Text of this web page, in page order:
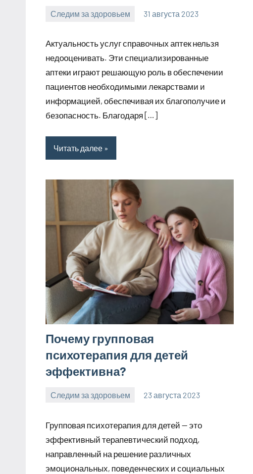
Следим за здоровьем 31 августа 2023
Актуальность услуг справочных аптек нельзя
недооценивать. Эти специализированные
аптеки играют решающую роль в обеспечении
пациентов необходимыми лекарствами и
информацией, обеспечивая их благополучие и
безопасность. Благодаря […]
Читать далее
Почему групповая
психотерапия для детей
эффективна?
Следим за здоровьем 23 августа 2023
Групповая психотерапия для детей — это
эффективный терапевтический подход,
направленный на решение различных
эмоциональных, поведенческих и социальных